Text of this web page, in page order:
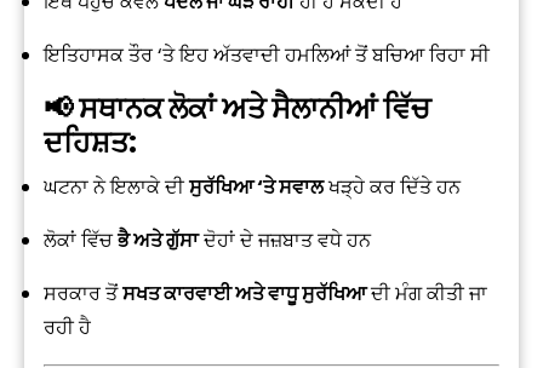
ਇਤਿਹਾਸਕ ਤੌਰ ‘ਤੇ ਇਹ ਅੱਤਵਾਦੀ ਹਮਲਿਆਂ ਤੋਂ ਬਚਿਆ ਰਿਹਾ ਸੀ
📢 ਸਥਾਨਕ ਲੋਕਾਂ ਅਤੇ ਸੈਲਾਨੀਆਂ ਵਿੱਚ
ਦਹਿਸ਼ਤ:
ਘਟਨਾ ਨੇ ਇਲਾਕੇ ਦੀਸੁਰੱਖਿਆ ‘ਤੇ ਸਵਾਲਖੜ੍ਹੇ ਕਰ ਦਿੱਤੇ ਹਨ
ਲੋਕਾਂ ਵਿੱਚਭੈ ਅਤੇ ਗੁੱਸਾਦੋਹਾਂ ਦੇ ਜਜ਼ਬਾਤ ਵਧੇ ਹਨ
ਸਰਕਾਰ ਤੋਂਸਖਤ ਕਾਰਵਾਈ ਅਤੇ ਵਾਧੂ ਸੁਰੱਖਿਆਦੀ ਮੰਗ ਕੀਤੀ ਜਾ
ਰਹੀ ਹੈ